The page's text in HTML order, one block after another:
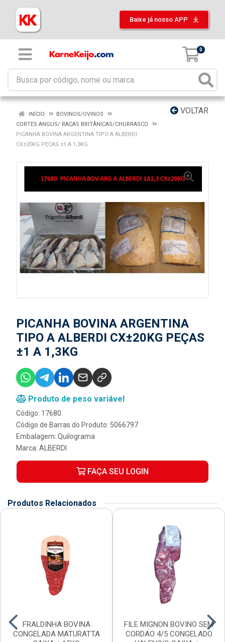
Baixe já nosso APP
0
VOLTAR
INÍCIO
BOVINOS/OVINOS
CORTES ANGUS/ RAÇAS BRITÂNICAS/CHURRASCO
PICANHA BOVINA ARGENTINA TIPO A ALBERDI
CX±20KG PECAS ±1 A 1,3KG
PICANHA BOVINA ARGENTINA
TIPO A ALBERDI CX±20KG PEÇAS
±1 A 1,3KG
Produto de peso variável
Código: 17680
Código de Barras do Produto: 5066797
Embalagem: Quilograma
Marca: ALBERDI
FAÇA SEU LOGIN
Produtos Relacionados
FRALDINHA BOVINA
CONGELADA MATURATTA
FILE MIGNON BOVINO SEM
CORDAO 4/5 CONGELADO